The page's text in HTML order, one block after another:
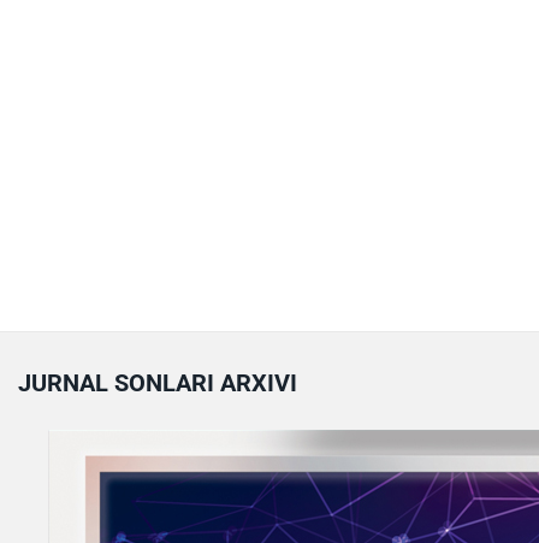
JURNAL SONLARI ARXIVI